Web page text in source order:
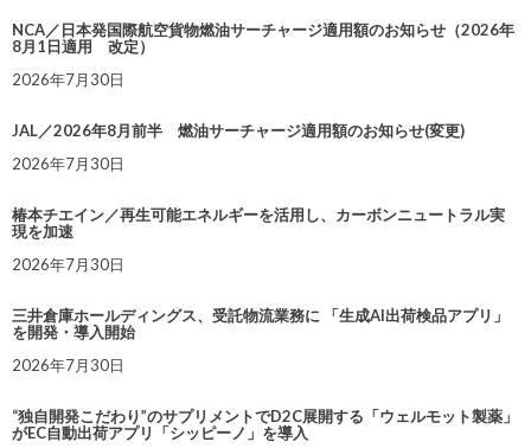
NCA／日本発国際航空貨物燃油サーチャージ適用額のお知らせ（2026年
8月1日適用 改定）
2026年7月30日
JAL／2026年8月前半 燃油サーチャージ適用額のお知らせ(変更)
2026年7月30日
椿本チエイン／再生可能エネルギーを活用し、カーボンニュートラル実
現を加速
2026年7月30日
三井倉庫ホールディングス、受託物流業務に 「生成AI出荷検品アプリ」
を開発・導入開始
2026年7月30日
“独自開発こだわり”のサプリメントでD2C展開する「ウェルモット製薬」
がEC自動出荷アプリ「シッピーノ」を導入